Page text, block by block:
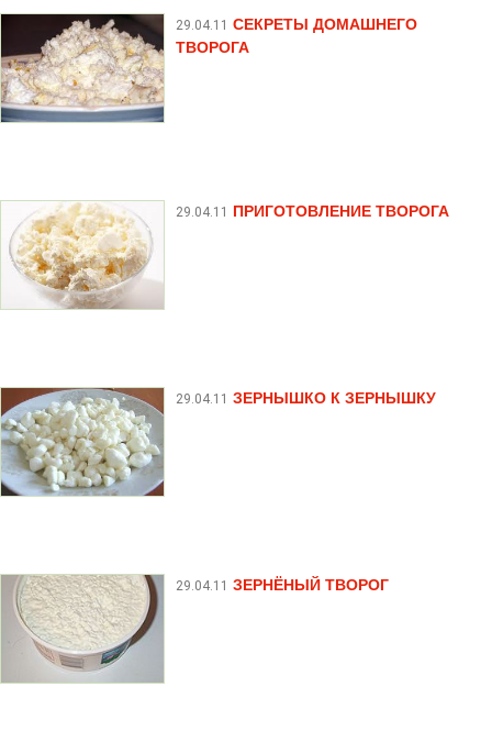
29.04.11 СЕКРЕТЫ ДОМАШНЕГО
ТВОРОГА
29.04.11 ПРИГОТОВЛЕНИЕ ТВОРОГА
29.04.11 ЗЕРНЫШКО К ЗЕРНЫШКУ
29.04.11 ЗЕРНЁНЫЙ ТВОРОГ